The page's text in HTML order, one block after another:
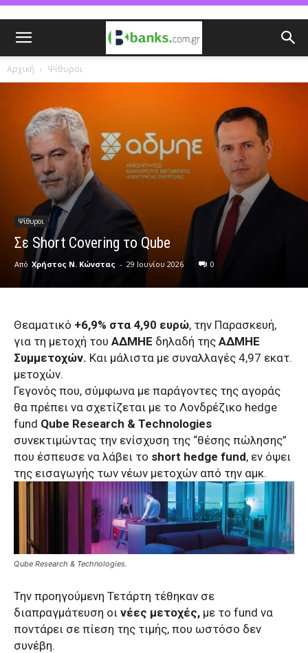
Αρχική Ψίθυροι
Ψίθυροι
Σε Short Covering το Qube
Από Χρήστος Ν. Κώνστας - 29 Ιουνίου 2026 0
Θεαματικό +6,9% στα 4,90 ευρώ, την Παρασκευή,
για τη μετοχή του ΑΔΜΗΕ δηλαδή της ΑΔΜΗΕ
Συμμετοχών. Και μάλιστα με συναλλαγές 4,97 εκατ.
μετοχών.
Γεγονός που, σύμφωνα με παράγοντες της αγοράς
θα πρέπει να σχετίζεται με το Λονδρέζικο hedge
fund Qube Research & Technologies
συνεκτιμώντας την ενίσχυση της “θέσης πώλησης”
που έσπευσε να λάβει το short hedge fund, εν όψει
της εισαγωγής των νέων μετοχών από την αμκ.
Qube Research & Technologies.
Την προηγούμενη Τετάρτη τέθηκαν σε
διαπραγμάτευση οι νέες μετοχές, με το fund να
ποντάρει σε πίεση της τιμής, που ωστόσο δεν
συνέβη.